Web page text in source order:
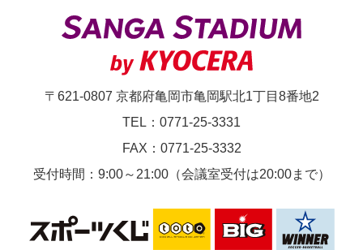
〒621-0807 京都府亀岡市亀岡駅北1丁目8番地2
TEL：0771-25-3331
FAX：0771-25-3332
受付時間：9:00～21:00（会議室受付は20:00まで）